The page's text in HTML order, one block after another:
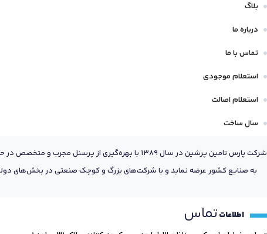
بلاگ
درباره ما
تماس با ما
استعلام موجودی
استعلام اصالت
سال ساخت
شرکت پارس تامین پرشین در سال 1389 با
به صنایع کشور عرضه نماید و با شرکت‌های بزرگ و کوچک صنعتی در بخش‌های
اطلاعاتتماس